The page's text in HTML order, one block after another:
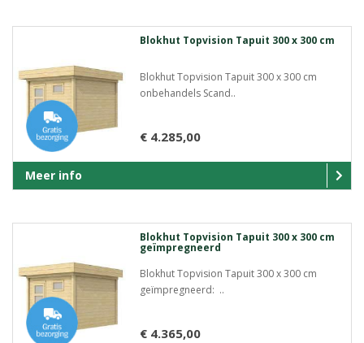
Blokhut Topvision Tapuit 300 x 300 cm
Blokhut Topvision Tapuit 300 x 300 cm
onbehandels Scand..
€ 4.285,00
Meer info
Blokhut Topvision Tapuit 300 x 300 cm
geïmpregneerd
Blokhut Topvision Tapuit 300 x 300 cm
geïmpregneerd: ..
€ 4.365,00